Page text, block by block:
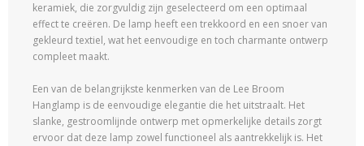
keramiek, die zorgvuldig zijn geselecteerd om een optimaal
effect te creëren. De lamp heeft een trekkoord en een snoer van
gekleurd textiel, wat het eenvoudige en toch charmante ontwerp
compleet maakt.
Een van de belangrijkste kenmerken van de Lee Broom
Hanglamp is de eenvoudige elegantie die het uitstraalt. Het
slanke, gestroomlijnde ontwerp met opmerkelijke details zorgt
ervoor dat deze lamp zowel functioneel als aantrekkelijk is. Het